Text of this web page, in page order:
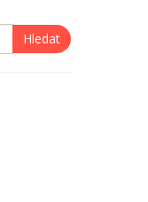
Hledat